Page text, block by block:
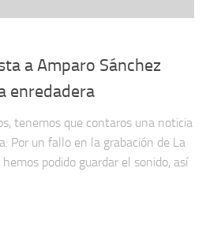
a Amparo Sánchez
enredadera
tenemos que contaros una noticia
Por un fallo en la grabación de La
podido guardar el sonido, así